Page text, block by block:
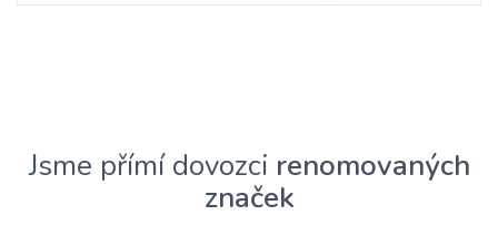
Jsme přímí dovozci renomovaných
značek